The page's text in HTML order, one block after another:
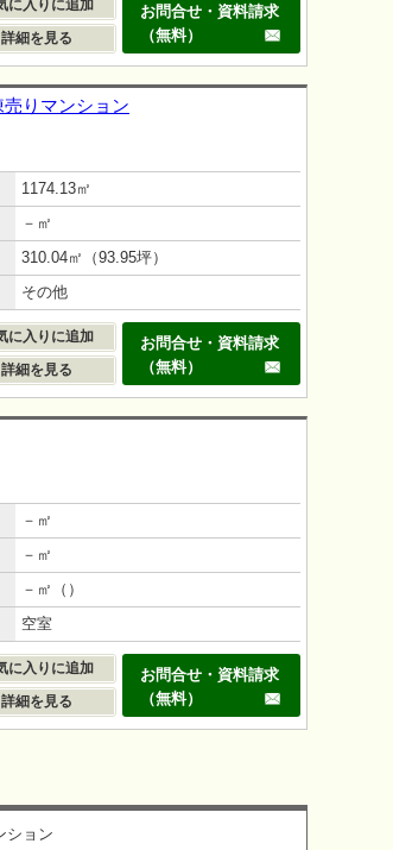
に入りに追加
詳細を見る
お問合せ・資料請求
（無料）
りマンション
1174.13㎡
－㎡
310.04㎡（93.95坪）
その他
に入りに追加
詳細を見る
お問合せ・資料請求
（無料）
－㎡
－㎡
－㎡（）
空室
に入りに追加
詳細を見る
お問合せ・資料請求
（無料）
ション